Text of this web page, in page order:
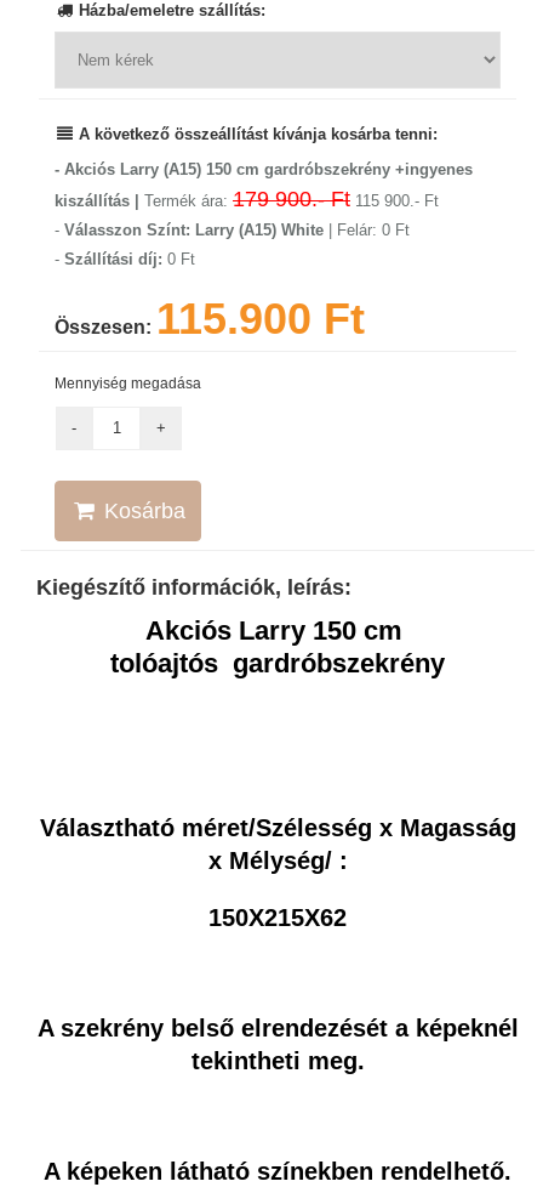
Házba/emeletre szállítás:
A következő összeállítást kívánja kosárba tenni:
- Akciós Larry (A15) 150 cm gardróbszekrény +ingyenes
kiszállítás | Termék ára: 179 900.- Ft 115 900.- Ft
- Válasszon Színt: Larry (A15) White | Felár: 0 Ft
- Szállítási díj: 0 Ft
Összesen: 115.900 Ft
Mennyiség megadása
Kosárba
Kiegészítő információk, leírás:
Akciós Larry 150 cm
tolóajtós gardróbszekrény
Választható méret/Szélesség x Magasság
x Mélység/ :
150X215X62
A szekrény belső elrendezését a képeknél
tekintheti meg.
A képeken látható színekben rendelhető.